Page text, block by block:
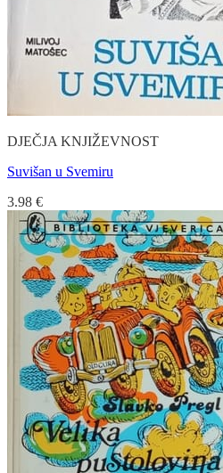
DJEČJA KNJIŽEVNOST
Suvišan u Svemiru
3.98 €